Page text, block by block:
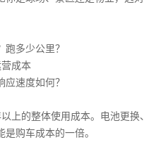
多少公里？
成本
速度如何？
上的整体使用成本。电池更换、
购车成本的一倍。